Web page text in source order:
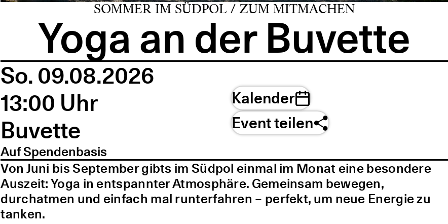
SOMMER IM SÜDPOL / ZUM MITMACHEN
Yoga an der Buvette
So. 09.08.2026
13:00 Uhr
Buvette
Auf Spendenbasis
Kalender
Event teilen
Von Juni bis September gibts im Südpol einmal im Monat eine besondere
Auszeit: Yoga in entspannter Atmosphäre. Gemeinsam bewegen,
durchatmen und einfach mal runterfahren – perfekt, um neue Energie zu
tanken.